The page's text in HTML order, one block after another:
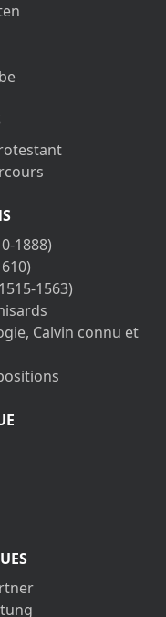
1888)
1563)
Calvin connu et